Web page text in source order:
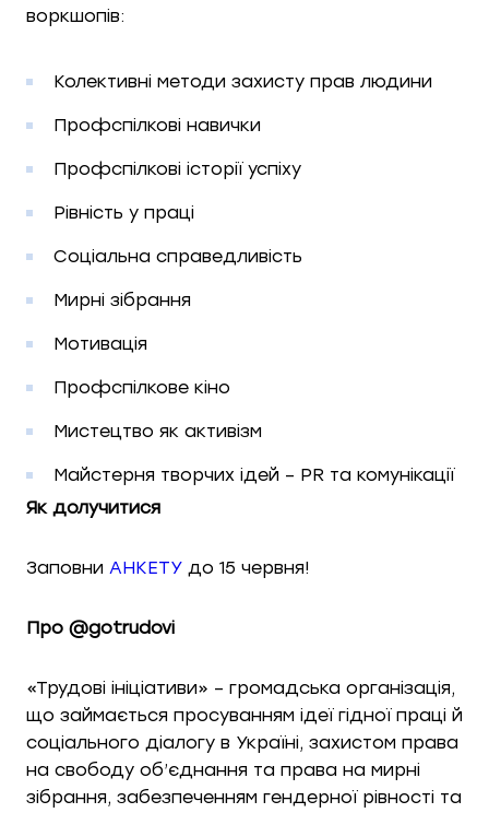
воркшопів:
Колективні методи захисту прав людини
Профспілкові навички
Профспілкові історії успіху
Рівність у праці
Соціальна справедливість
Мирні зібрання
Мотивація
Профспілкове кіно
Мистецтво як активізм
Майстерня творчих ідей – PR та комунікації
Як долучитися
Заповни АНКЕТУ до 15 червня!
Про @gotrudovi
«Трудові ініціативи» – громадська організація,
що займається просуванням ідеї гідної праці й
соціального діалогу в Україні, захистом права
на свободу об’єднання та права на мирні
зібрання, забезпеченням гендерної рівності та